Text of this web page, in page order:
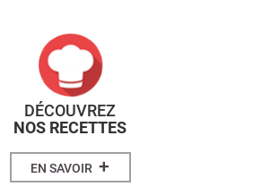
DÉCOUVREZ
NOS RECETTES
EN SAVOIR +